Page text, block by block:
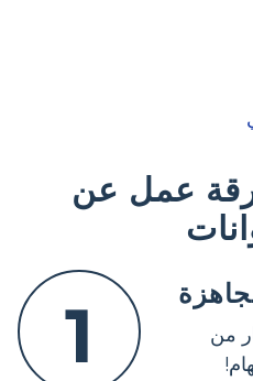
عمل عن
1
من